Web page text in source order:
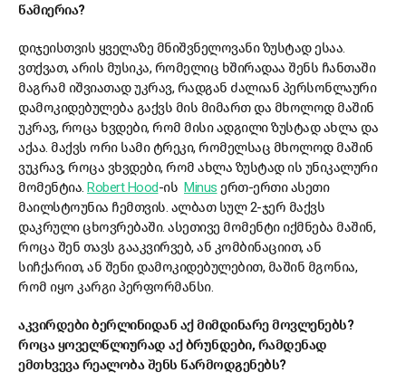
წამიერია?
დიჯეისთვის ყველაზე მნიშვნელოვანი ზუსტად ესაა.
ვთქვათ, არის მუსიკა, რომელიც ხშირადაა შენს ჩანთაში
მაგრამ იშვიათად უკრავ, რადგან ძალიან პერსონლაური
დამოკიდებულება გაქვს მის მიმართ და მხოლოდ მაშინ
უკრავ, როცა ხვდები, რომ მისი ადგილი ზუსტად ახლა და
აქაა. მაქვს ორი სამი ტრეკი, რომელსაც მხოლოდ მაშინ
ვუკრავ, როცა ვხვდები, რომ ახლა ზუსტად ის უნიკალური
მომენტია. Robert Hood-ის Minus ერთ-ერთი ასეთი
მაილსტოუნია ჩემთვის. ალბათ სულ 2-ჯერ მაქვს
დაკრული ცხოვრებაში. ასეთივე მომენტი იქმნება მაშინ,
როცა შენ თავს გააკვირვებ, ან კომბინაციით, ან
სიჩქარით, ან შენი დამოკიდებულებით, მაშინ მგონია,
რომ იყო კარგი პერფორმანსი.
აკვირდები ბერლინიდან აქ მიმდინარე მოვლენებს?
როცა ყოველწლიურად აქ ბრუნდები, რამდენად
ემთხვევა რეალობა შენს წარმოდგენებს?